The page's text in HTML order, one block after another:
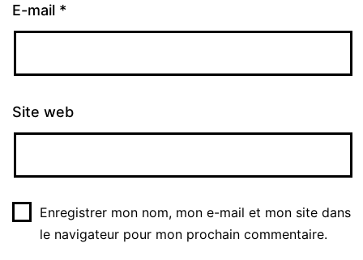
E-mail *
Site web
Enregistrer mon nom, mon e-mail et mon site dans
le navigateur pour mon prochain commentaire.